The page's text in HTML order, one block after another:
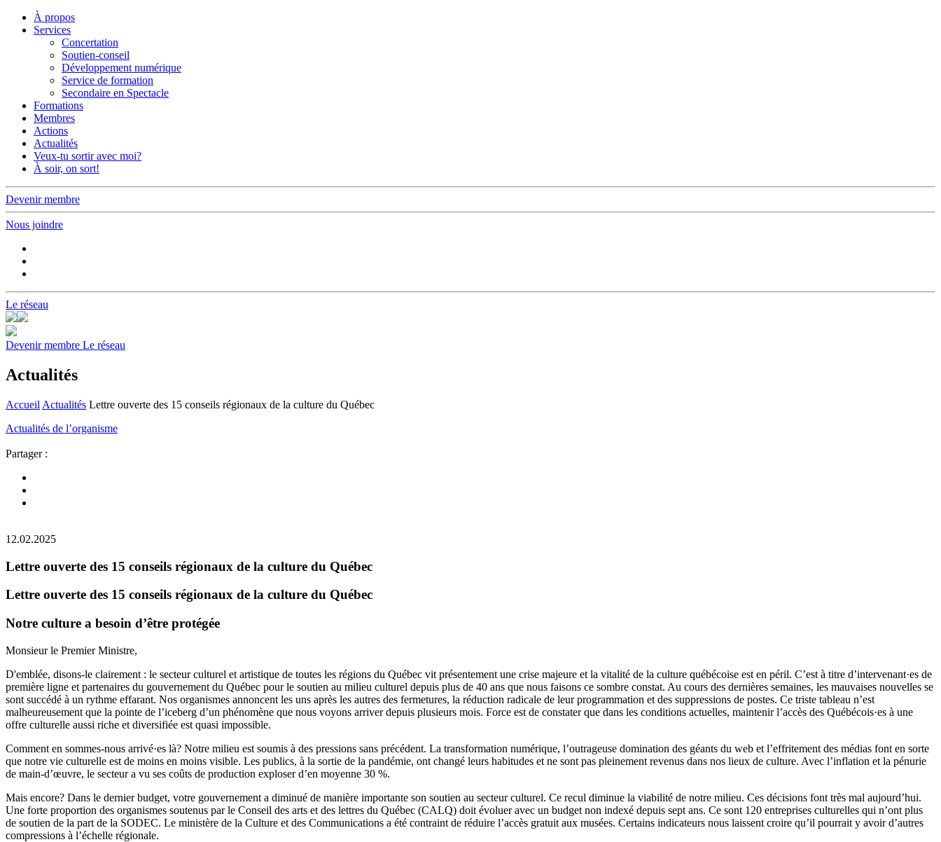
À propos
Services
Concertation
Soutien-conseil
Développement numérique
Service de formation
Secondaire en Spectacle
Formations
Membres
Actions
Actualités
Veux-tu sortir avec moi?
À soir, on sort!
Devenir membre
Nous joindre
Le réseau
Devenir membre Le réseau
Actualités
Accueil Actualités Lettre ouverte des 15 conseils régionaux de la culture du Québec
Actualités de l’organisme
Partager :
12.02.2025
Lettre ouverte des 15 conseils régionaux de la culture du Québec
Lettre ouverte des 15 conseils régionaux de la culture du Québec
Notre culture a besoin d’être protégée
Monsieur le Premier Ministre,
D'emblée, disons-le clairement : le secteur culturel et artistique de toutes les régions du Québec vit présentement une crise majeure et la vitalité de la culture québécoise est en péril. C’est à titre d’intervenant·es de
première ligne et partenaires du gouvernement du Québec pour le soutien au milieu culturel depuis plus de 40 ans que nous faisons ce sombre constat. Au cours des dernières semaines, les mauvaises nouvelles se
sont succédé à un rythme effarant. Nos organismes annoncent les uns après les autres des fermetures, la réduction radicale de leur programmation et des suppressions de postes. Ce triste tableau n’est
malheureusement que la pointe de l’iceberg d’un phénomène que nous voyons arriver depuis plusieurs mois. Force est de constater que dans les conditions actuelles, maintenir l’accès des Québécois·es à une
offre culturelle aussi riche et diversifiée est quasi impossible.
Comment en sommes-nous arrivé·es là? Notre milieu est soumis à des pressions sans précédent. La transformation numérique, l’outrageuse domination des géants du web et l’effritement des médias font en sorte
que notre vie culturelle est de moins en moins visible. Les publics, à la sortie de la pandémie, ont changé leurs habitudes et ne sont pas pleinement revenus dans nos lieux de culture. Avec l’inflation et la pénurie
de main-d’œuvre, le secteur a vu ses coûts de production exploser d’en moyenne 30 %.
Mais encore? Dans le dernier budget, votre gouvernement a diminué de manière importante son soutien au secteur culturel. Ce recul diminue la viabilité de notre milieu. Ces décisions font très mal aujourd’hui.
Une forte proportion des organismes soutenus par le Conseil des arts et des lettres du Québec (CALQ) doit évoluer avec un budget non indexé depuis sept ans. Ce sont 120 entreprises culturelles qui n’ont plus
de soutien de la part de la SODEC. Le ministère de la Culture et des Communications a été contraint de réduire l’accès gratuit aux musées. Certains indicateurs nous laissent croire qu’il pourrait y avoir d’autres
compressions à l’échelle régionale.